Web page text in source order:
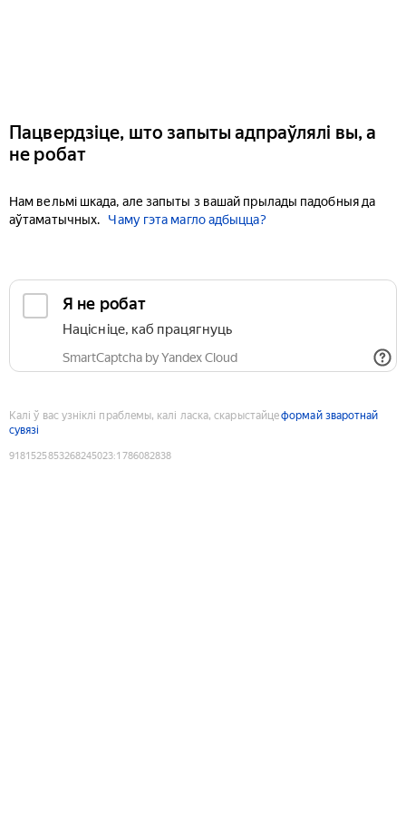
Пацвердзіце, што запыты адпраўлялі вы, а
не робат
Нам вельмі шкада, але запыты з вашай прылады падобныя да
аўтаматычных.
Чаму гэта магло адбыцца?
Я не робат
Націсніце, каб працягнуць
SmartCaptcha by Yandex Cloud
Калі ў вас узніклі праблемы, калі ласка, скарыстайцеформай зваротнай
сувязі
9181525853268245023:1786082838